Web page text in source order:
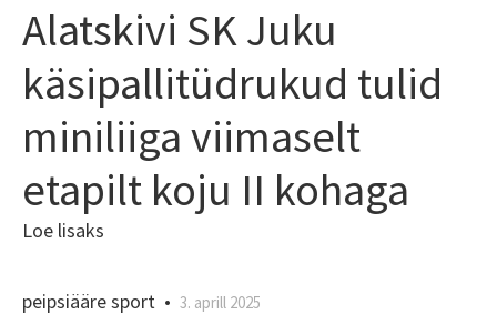
Alatskivi SK Juku
käsipallitüdrukud tulid
miniliiga viimaselt
etapilt koju II kohaga
Loe lisaks
peipsiääre sport • 3. aprill 2025